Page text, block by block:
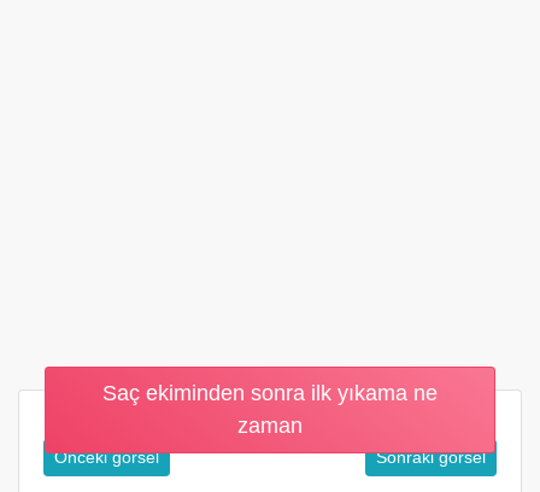
Saç ekiminden sonra ilk yıkama ne
zaman
Önceki görsel Sonraki görsel